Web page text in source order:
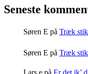
Seneste
Søren E på Træk
Søren E på Træk
Lars e på Er det ik’